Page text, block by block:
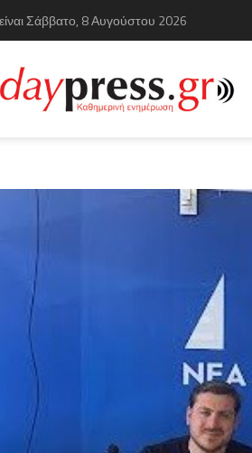
Σάββατο, 8 Αυγούστου 2026